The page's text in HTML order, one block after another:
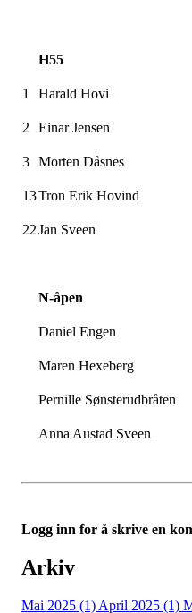
H55
1 Harald Hovi
2 Einar Jensen
3 Morten Dåsnes
13Tron Erik Hovind
22Jan Sveen
N-åpen
Daniel Engen
Maren Hexeberg
Pernille Sønsterudbråten
Anna Austad Sveen
Logg inn for å skrive en
Arkiv
Mai 2025 (1) April 2025 (1)